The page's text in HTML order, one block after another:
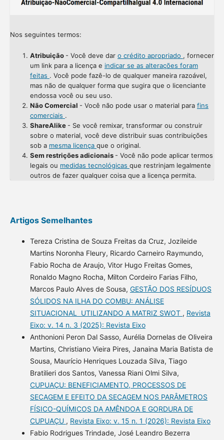
Nos seguintes termos:
Atribuição - Você deve dar o crédito apropriado , fornecer
um link para a licença e indicar se as alterações foram
feitas . Você pode fazê-lo de qualquer maneira razoável,
mas não de qualquer forma que sugira que o licenciante
endossa você ou seu uso.
Não Comercial - Você não pode usar o material para fins
comerciais .
ShareAlike - Se você remixar, transformar ou construir
sobre o material, você deve distribuir suas contribuições
sob a mesma licença que o original.
Sem restrições adicionais - Você não pode aplicar termos
legais ou medidas tecnológicas que restrinjam legalmente
outros de fazer qualquer coisa que a licença permita.
Artigos Semelhantes
Tereza Cristina de Souza Freitas da Cruz, Jozileide
Martins Noronha Fleury, Ricardo Carneiro Raymundo,
Fabio Rocha de Araujo, Vitor Hugo Freitas Gomes,
Ronaldo Magno Rocha, Milton Cordeiro Farias Filho,
Marcos Paulo Alves de Sousa, GESTÃO DOS RESÍDUOS
SÓLIDOS NA ILHA DO COMBU: ANÁLISE
SITUACIONAL UTILIZANDO A MATRIZ SWOT , Revista
Eixo: v. 14 n. 3 (2025): Revista Eixo
Anthonioni Peron Dal Sasso, Aurélia Dornelas de Oliveira
Martins, Christiano Vieira Pires, Janaina Maria Batista de
Sousa, Maurício Henriques Louzada Silva, Tiago
Bratilieri dos Santos, Vanessa Riani Olmi Silva,
CUPUAÇU: BENEFICIAMENTO, PROCESSOS DE
SECAGEM E EFEITO DA SECAGEM NOS PARÂMETROS
FÍSICO-QUÍMICOS DA AMÊNDOA E GORDURA DE
CUPUAÇU , Revista Eixo: v. 15 n. 1 (2026): Revista Eixo
Fabio Rodrigues Trindade, José Leandro Bezerra